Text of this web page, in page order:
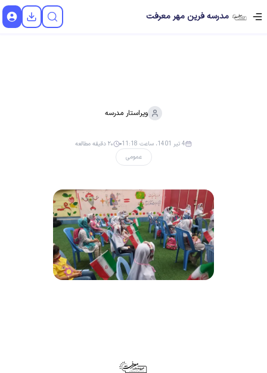
مدرسه فرین مهر معرفت
ویراستار مدرسه
عمومی
4 تیر 1401، ساعت 11:18 ۲۰ دقیقه مطالعه